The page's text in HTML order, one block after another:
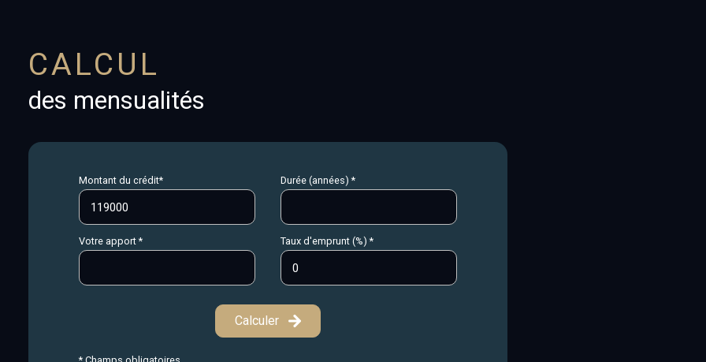
CALCUL
des mensualités
Montant du crédit* Durée (années) *
Votre apport * Taux d'emprunt (%) *
Calculer